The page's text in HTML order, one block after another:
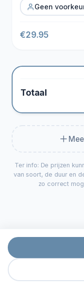
Geen
€29.95
Totaal
Ter info: De prijzen
van soort, de duur en
zo correct